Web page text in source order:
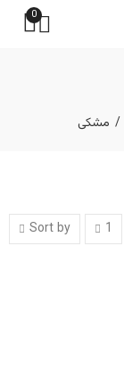
0
مشکی
1
Sort by